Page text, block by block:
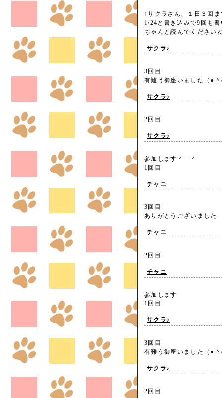
↑サクラさん、１日３回
1/24と書き込みで9回も
ちゃんと読んでくださ
サクラ♪
3回目
有難う御座いました（●
サクラ♪
2回目
サクラ♪
参加します＾－＾
1回目
チャニ
3回目
ありがとうございまし
チャニ
2回目
チャニ
参加します
1回目
サクラ♪
3回目
有難う御座いました（●
サクラ♪
2回目